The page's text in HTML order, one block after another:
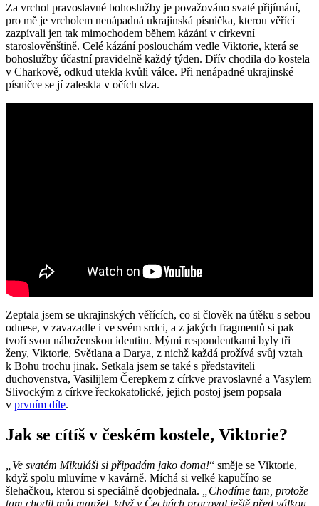
Za vrchol pravoslavné bohoslužby je považováno svaté přijímání,
pro mě je vrcholem nenápadná ukrajinská písnička, kterou věřící
zazpívali jen tak mimochodem během kázání v církevní
staroslověnštině. Celé kázání poslouchám vedle Viktorie, která se
bohoslužby účastní pravidelně každý týden. Dřív chodila do kostela
v Charkově, odkud utekla kvůli válce. Při nenápadné ukrajinské
písničce se jí zaleskla v očích slza.
Zeptala jsem se ukrajinských věřících, co si člověk na útěku s sebou
odnese, v zavazadle i ve svém srdci, a z jakých fragmentů si pak
tvoří svou náboženskou identitu. Mými respondentkami byly tři
ženy, Viktorie, Světlana a Darya, z nichž každá prožívá svůj vztah
k Bohu trochu jinak. Setkala jsem se také s představiteli
duchovenstva, Vasilijlem Čerepkem z církve pravoslavné a Vasylem
Slivockým z církve řeckokatolické, jejich postoj jsem popsala
v prvním díle.
Jak se cítíš v českém kostele, Viktorie?
„Ve svatém Mikuláši si připadám jako doma!“ směje se Viktorie,
když spolu mluvíme v kavárně. Míchá si velké kapučíno se
šlehačkou, kterou si speciálně doobjednala.
„Chodíme tam, protože
tam chodil můj manžel, když v Čechách pracoval ještě před válkou,